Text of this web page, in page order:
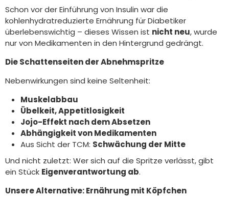
Schon vor der Einführung von Insulin war die
kohlenhydratreduzierte Ernährung für Diabetiker
überlebenswichtig – dieses Wissen ist nicht neu, wurde
nur von Medikamenten in den Hintergrund gedrängt.
Die Schattenseiten der Abnehmspritze
Nebenwirkungen sind keine Seltenheit:
Muskelabbau
Übelkeit, Appetitlosigkeit
Jojo-Effekt nach dem Absetzen
Abhängigkeit von Medikamenten
Aus Sicht der TCM: Schwächung der Mitte
Und nicht zuletzt: Wer sich auf die Spritze verlässt, gibt
ein Stück Eigenverantwortung ab.
Unsere Alternative: Ernährung mit Köpfchen